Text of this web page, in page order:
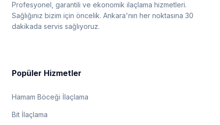
Profesyonel, garantili ve ekonomik ilaçlama hizmetleri.
Sağlığınız bizim için öncelik. Ankara'nın her noktasına 30
dakikada servis sağlıyoruz.
Popüler Hizmetler
Hamam Böceği İlaçlama
Bit İlaçlama